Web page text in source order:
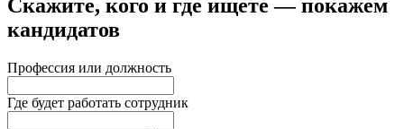
Скажите, кого и где ищете — покажем
кандидатов
Профессия или должность
Где будет работать сотрудник